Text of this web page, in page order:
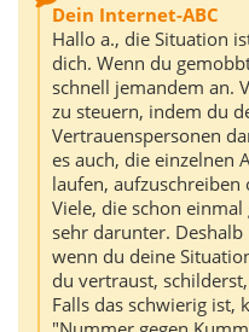
Dein Internet-ABC
Hallo a., die Situation
dich. Wenn du
schnell jemandem an.
zu steuern, indem du
Vertrauenspersonen
es auch, die einzelnen
laufen,
Viele, die schon
sehr darunter.
wenn du deine
du vertraust,
Falls das schwierig ist,